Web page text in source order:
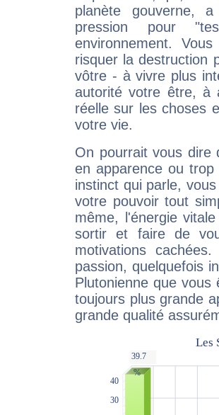
planète gouverne,
pression pour
environnement.
risquer la destruction
vôtre - à vivre plus
autorité votre être, à
réelle sur les choses
votre vie.
On pourrait vous dire
en apparence ou
instinct qui parle,
votre pouvoir tout
même, l'énergie
sortir et faire de
motivations
passion, quelquefois
Plutonienne que
toujours plus grande
grande qualité